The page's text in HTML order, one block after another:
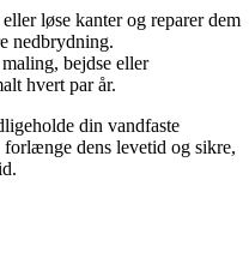
løse kanter og reparer dem
nedbrydning.
bejdse eller
hvert par år.
din vandfaste
dens levetid og sikre,